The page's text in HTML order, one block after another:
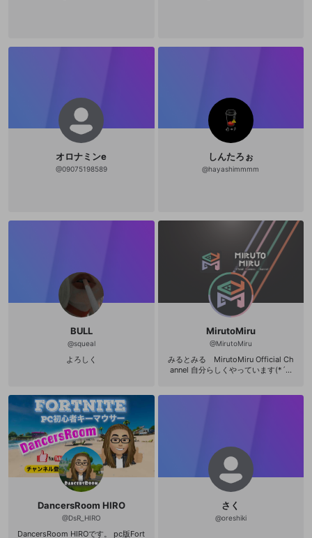
オロナミンe
@09075198589
しんたろぉ
@hayashimmmm
BULL
@squeal
よろしく
MirutoMiru
@MirutoMiru
みるとみる MirutoMiru Official Ch
annel 自分らしくやっています(*´ω
DancersRoom HIRO
@DsR_HIRO
DancersRoom HIROです。 pc版Fort
さく
@oreshiki